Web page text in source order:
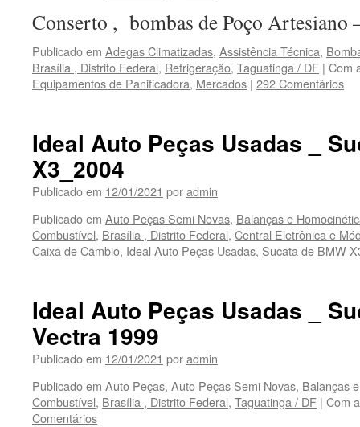
Conserto , bombas de Poço Artesiano
Publicado em Adegas Climatizadas, Assistência Técnica,
Brasília , Distrito Federal, Refrigeração, Taguatinga / DF | Com
Equipamentos de Panificadora, Mercados | 292 Comentários
Ideal Auto Peças Usadas _
X3_2004
Publicado em 12/01/2021 poradmin
Publicado em Auto Peças Semi Novas, Balanças e
Combustível, Brasília , Distrito Federal, Central Eletrônica e
Caixa de Cãmbio, Ideal Auto Peças Usadas, Sucata de BMW
Ideal Auto Peças Usadas _
Vectra 1999
Publicado em 12/01/2021 poradmin
Publicado em Auto Peças, Auto Peças Semi Novas, Balanças
Combustível, Brasília , Distrito Federal, Taguatinga / DF | Com
Comentários